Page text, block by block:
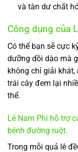
và tàn dư chất
Công dụng của
Có thể bạn sẽ cực
dưỡng dồi dào mà
không chỉ giải
trái cây đem lại
thể.
Lê Nam Phi hỗ trợ
bệnh đường ruột.
Trong mỗi quả lê